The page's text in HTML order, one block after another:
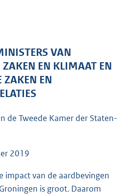
e
:
6
VAN
EN KLIMAAT EN
ZAKEN EN
de Tweede Kamer der Staten-
2019
impact van de aardbevingen
is groot. Daarom